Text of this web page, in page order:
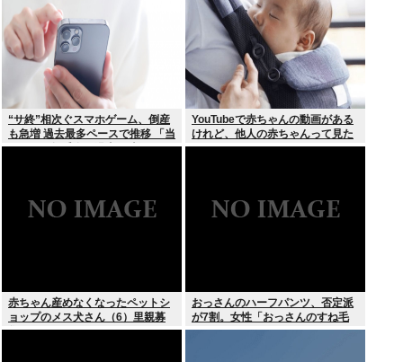
“サ終”相次ぐスマホゲーム、倒産
も急増 過去最多ペースで推移 「当
たれば一攫千金」過去の時代に
YouTubeで赤ちゃんの動画がある
けれど、他人の赤ちゃんって見た
いのか？
赤ちゃん産めなくなったペットシ
ョップのメス犬さん（6）里親募
集されてしまうwww
おっさんのハーフパンツ、否定派
が7割。女性「おっさんのすね毛
なんて見たくないじゃないですか